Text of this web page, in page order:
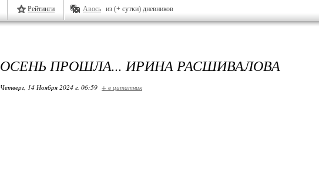
Рейтинги Авось из (+ сутки) дневников
ОСЕНЬ ПРОШЛА... ИРИНА РАСШИВАЛОВА
Четверг, 14 Ноября 2024 г. 06:59 + в цитатник